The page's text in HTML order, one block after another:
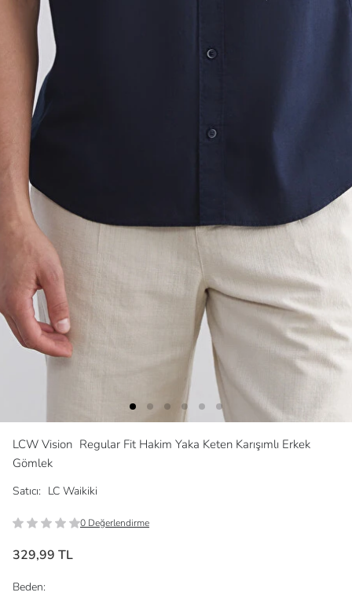
LCW Vision Regular Fit Hakim Yaka Keten Karışımlı Erkek
Gömlek
Satıcı: LC Waikiki
0 Değerlendirme
329,99 TL
Beden: